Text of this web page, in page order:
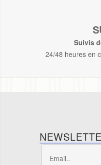
Suivis
24/48 heures en